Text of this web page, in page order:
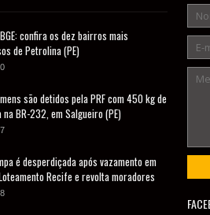
confira os dez bairros mais
de Petrolina (PE)
são detidos pela PRF com 450 kg de
na BR-232, em Salgueiro (PE)
é desperdiçada após vazamento em
Recife e revolta moradores